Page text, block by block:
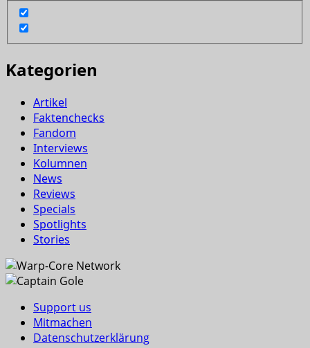
Kategorien
Artikel
Faktenchecks
Fandom
Interviews
Kolumnen
News
Reviews
Specials
Spotlights
Stories
Support us
Mitmachen
Datenschutzerklärung